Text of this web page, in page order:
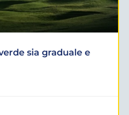
sia graduale e